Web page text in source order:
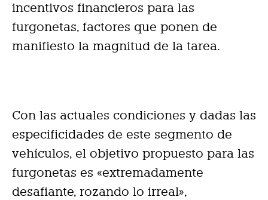
incentivos financieros para las
furgonetas, factores que ponen de
manifiesto la magnitud de la tarea.
Con las actuales condiciones y dadas las
especificidades de este segmento de
vehículos, el objetivo propuesto para las
furgonetas es «extremadamente
desafiante, rozando lo irreal»,